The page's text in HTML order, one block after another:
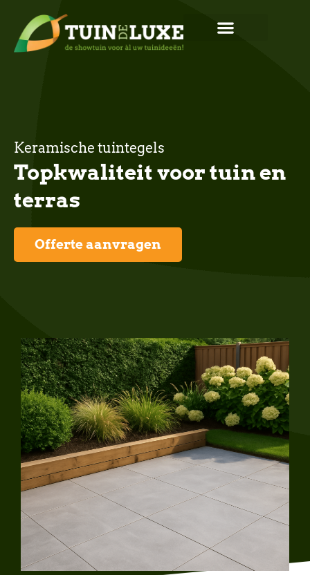
Keramische tuintegels
Topkwaliteit voor tuin en
terras
Offerte aanvragen